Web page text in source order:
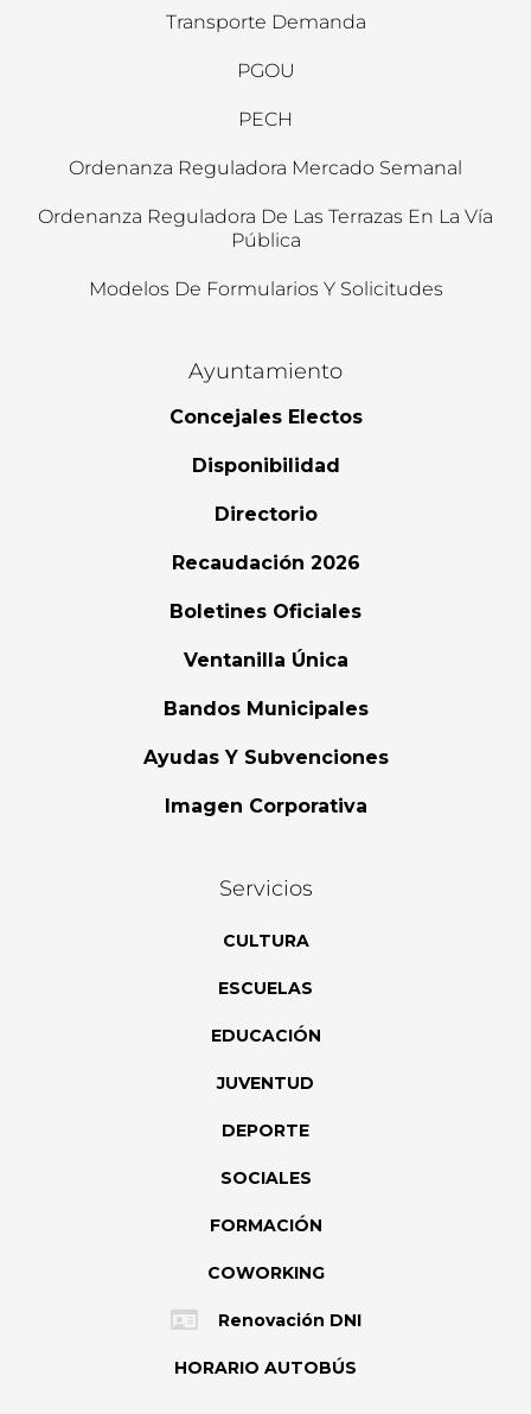
Transporte Demanda
PGOU
PECH
Ordenanza Reguladora Mercado Semanal
Ordenanza Reguladora De Las Terrazas En La Vía
Pública
Modelos De Formularios Y Solicitudes
Ayuntamiento
Concejales Electos
Disponibilidad
Directorio
Recaudación 2026
Boletines Oficiales
Ventanilla Única
Bandos Municipales
Ayudas Y Subvenciones
Imagen Corporativa
Servicios
CULTURA
ESCUELAS
EDUCACIÓN
JUVENTUD
DEPORTE
SOCIALES
FORMACIÓN
COWORKING
Renovación DNI
HORARIO AUTOBÚS